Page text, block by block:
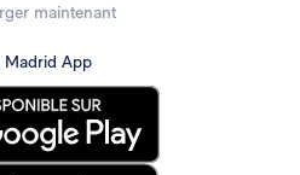
maintenant
Madrid App